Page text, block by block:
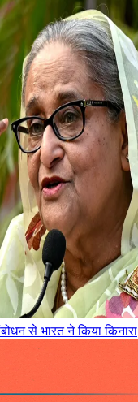
से भारत ने किया किनारा